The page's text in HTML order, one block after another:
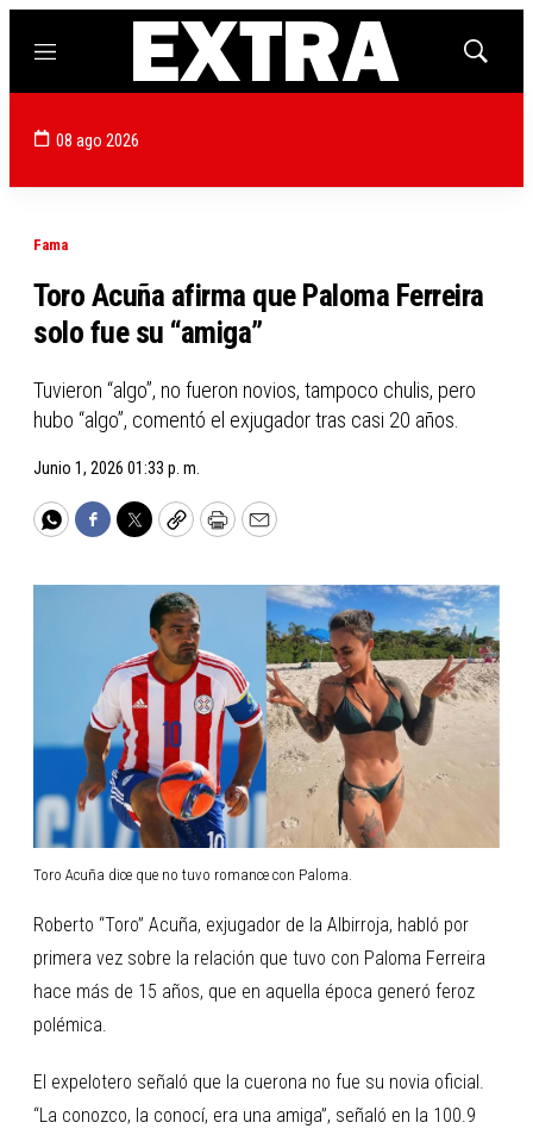
Menú
Mostrar
08 ago 2026
Fama
Toro Acuña afirma que Paloma Ferreira
solo fue su “amiga”
Tuvieron “algo”, no fueron novios, tampoco chulis, pero
hubo “algo”, comentó el exjugador tras casi 20 años.
Junio 1, 2026 01:33 p. m.
WhatsApp
Facebook
TwitterCopyPrintEmail
Toro Acuña dice que no tuvo romance con Paloma.
Roberto “Toro” Acuña, exjugador de la Albirroja, habló por
primera vez sobre la relación que tuvo con Paloma Ferreira
hace más de 15 años, que en aquella época generó feroz
polémica.
El expelotero señaló que la cuerona no fue su novia oficial.
“La conozco, la conocí, era una amiga”, señaló en la 100.9